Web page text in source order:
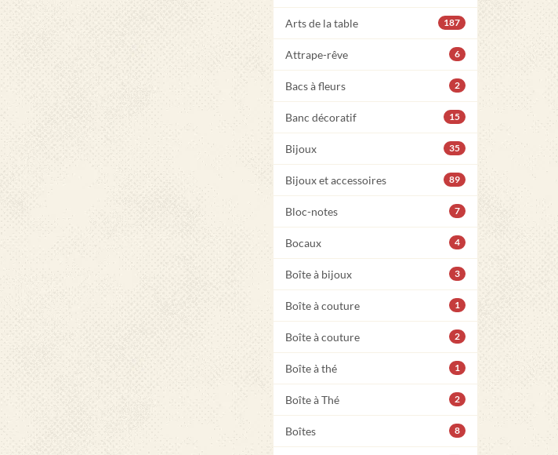
Arts de la table 187
Attrape-rêve 6
Bacs à fleurs 2
Banc décoratif 15
Bijoux 35
Bijoux et accessoires 89
Bloc-notes 7
Bocaux 4
Boîte à bijoux 3
Boîte à couture 1
Boîte à couture 2
Boîte à thé 1
Boîte à Thé 2
Boîtes 8